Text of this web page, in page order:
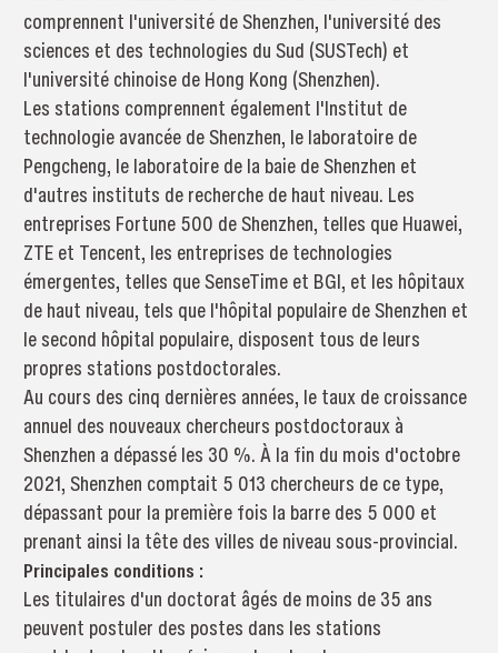
comprennent l'université de Shenzhen, l'université des
sciences et des technologies du Sud (SUSTech) et
l'université chinoise de Hong Kong (Shenzhen).
Les stations comprennent également l'Institut de
technologie avancée de Shenzhen, le laboratoire de
Pengcheng, le laboratoire de la baie de Shenzhen et
d'autres instituts de recherche de haut niveau. Les
entreprises Fortune 500 de Shenzhen, telles que Huawei,
ZTE et Tencent, les entreprises de technologies
émergentes, telles que SenseTime et BGI, et les hôpitaux
de haut niveau, tels que l'hôpital populaire de Shenzhen et
le second hôpital populaire, disposent tous de leurs
propres stations postdoctorales.
Au cours des cinq dernières années, le taux de croissance
annuel des nouveaux chercheurs postdoctoraux à
Shenzhen a dépassé les 30 %. À la fin du mois d'octobre
2021, Shenzhen comptait 5 013 chercheurs de ce type,
dépassant pour la première fois la barre des 5 000 et
prenant ainsi la tête des villes de niveau sous-provincial.
Principales conditions :
Les titulaires d'un doctorat âgés de moins de 35 ans
peuvent postuler des postes dans les stations